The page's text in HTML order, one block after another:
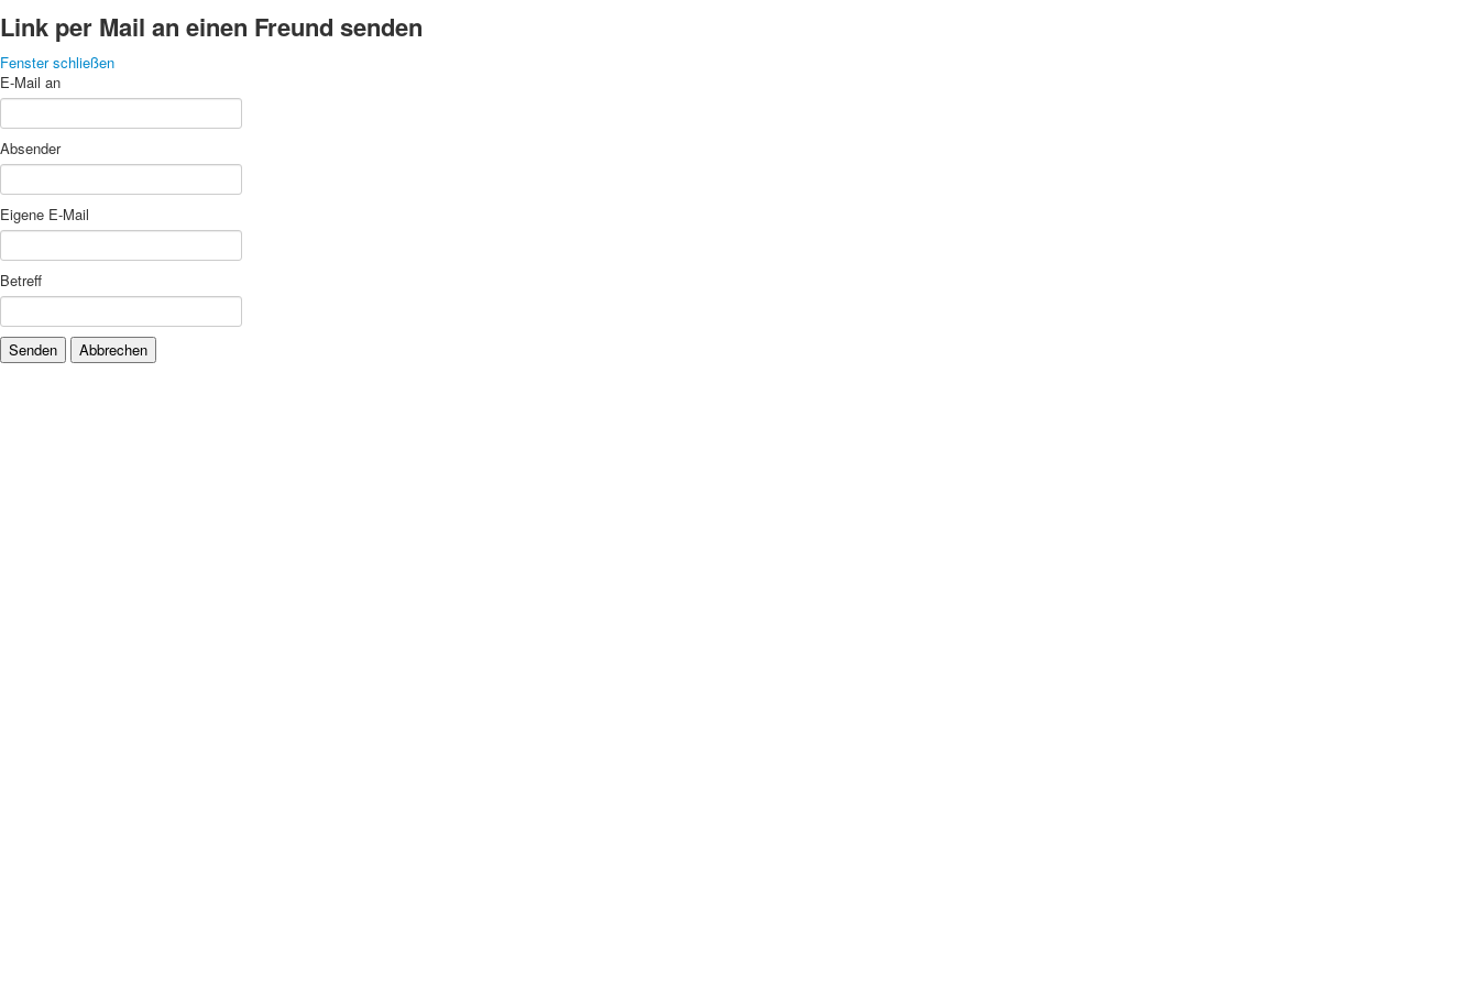
Link per Mail an einen Freund senden
Fenster schließen
E-Mail an
Absender
Eigene E-Mail
Betreff
Senden Abbrechen